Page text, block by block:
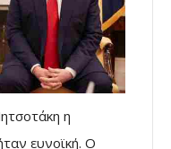
η
ευνοϊκή. Ο